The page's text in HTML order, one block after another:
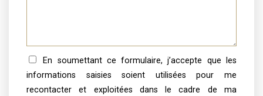
En soumettant ce formulaire, j’accepte que les
informations saisies soient utilisées pour me
recontacter et exploitées dans le cadre de ma